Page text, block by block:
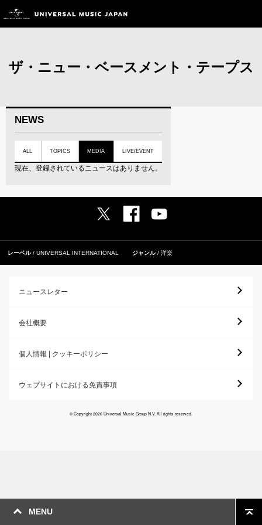
ザ・ニュー・ベースメント・テープス
MENU
NEWS
ALL TOPICS MEDIA LIVE/EVENT
現在、登録されているニュースはありません。
レーベル UNIVERSAL INTERNATIONAL ジャンル 洋楽
ニュースレター
会社概要
個人情報 | クッキーポリシー
ウェブサイトにおける免責事項
© Copyright 2026 Universal Music Group N.V. All rights reserved.